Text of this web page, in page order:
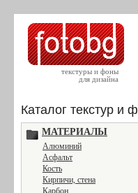
текстуры и фоны
для дизайна
Каталог текстур и
МАТЕРИАЛЫ
Алюминий
Асфальт
Кость
Кирпичи, стена
Карбон